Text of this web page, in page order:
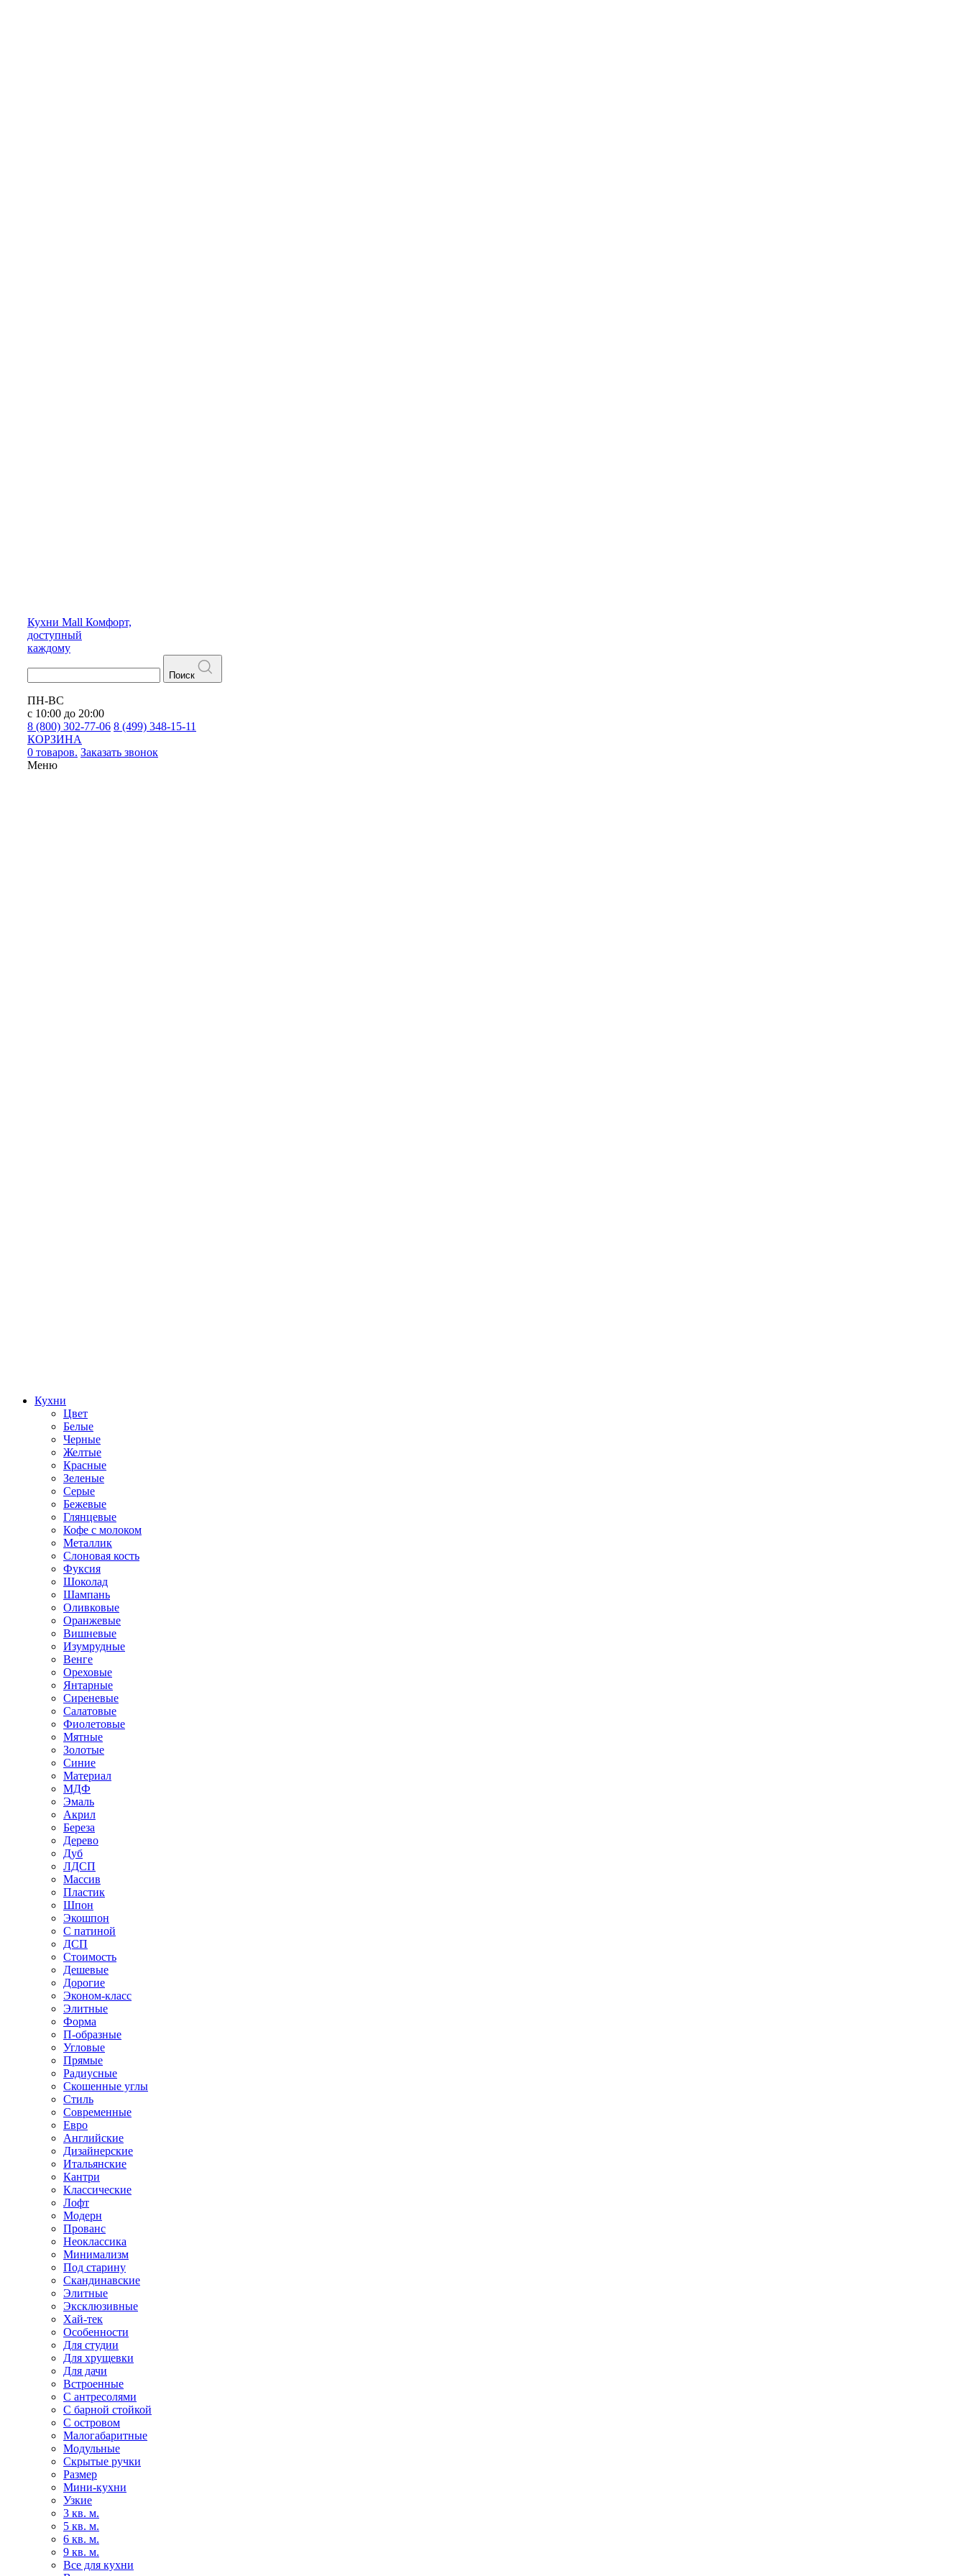
Кухни Mall Комфорт,
доступный
каждому
Поиск
ПН-ВС
с 10:00 до 20:00
8 (800) 302-77-06 8 (499) 348-15-11
КОРЗИНА
0 товаров. Заказать звонок
Меню
Кухни
Цвет
Белые
Черные
Желтые
Красные
Зеленые
Серые
Бежевые
Глянцевые
Кофе с молоком
Металлик
Слоновая кость
Фуксия
Шоколад
Шампань
Оливковые
Оранжевые
Вишневые
Изумрудные
Венге
Ореховые
Янтарные
Сиреневые
Салатовые
Фиолетовые
Мятные
Золотые
Синие
Материал
МДФ
Эмаль
Акрил
Береза
Дерево
Дуб
ЛДСП
Массив
Пластик
Шпон
Экошпон
С патиной
ДСП
Стоимость
Дешевые
Дорогие
Эконом-класс
Элитные
Форма
П-образные
Угловые
Прямые
Радиусные
Скошенные углы
Стиль
Современные
Евро
Английские
Дизайнерские
Итальянские
Кантри
Классические
Лофт
Модерн
Прованс
Неоклассика
Минимализм
Под старину
Скандинавские
Элитные
Эксклюзивные
Хай-тек
Особенности
Для студии
Для хрущевки
Для дачи
Встроенные
С антресолями
С барной стойкой
С островом
Малогабаритные
Модульные
Скрытые ручки
Размер
Мини-кухни
Узкие
3 кв. м.
5 кв. м.
6 кв. м.
9 кв. м.
Все для кухни